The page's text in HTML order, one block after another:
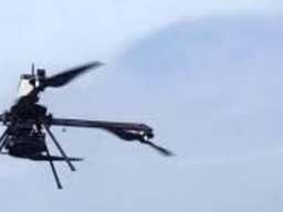
ఉద్రిక్తతల వేళ..
18 శాతం
టెక్
09, 2025 02:02 pm